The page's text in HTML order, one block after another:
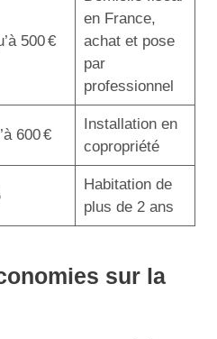
500 €
en France,
achat et pose
par
professionnel
600 €
Installation en
copropriété
Habitation de
plus de 2 ans
sur la